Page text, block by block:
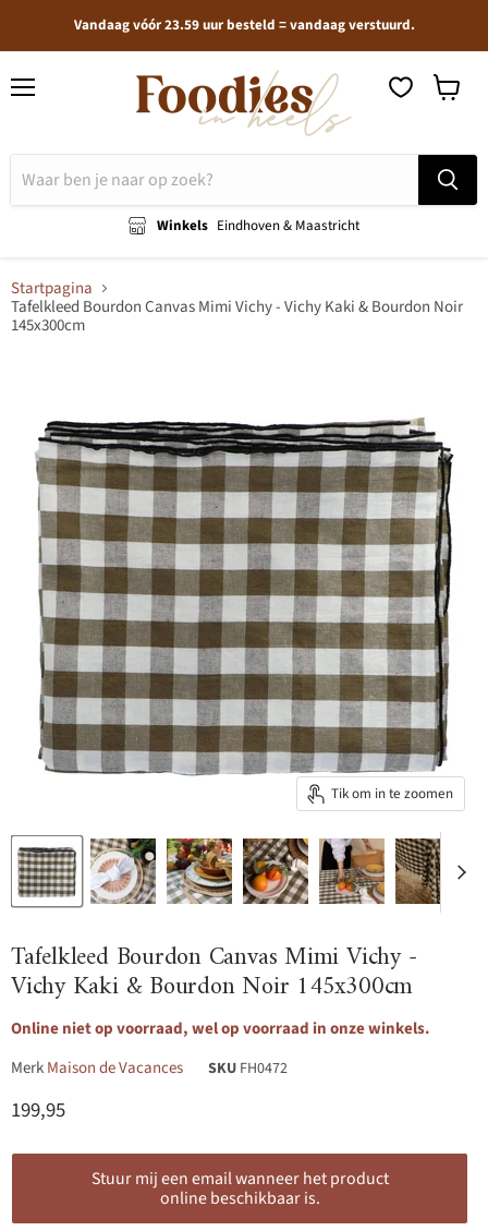
Vandaag vóór 23.59 uur besteld = vandaag verstuurd.
Winkels Eindhoven & Maastricht
Startpagina
Tafelkleed Bourdon Canvas Mimi Vichy - Vichy Kaki & Bourdon Noir
145x300cm
Tik om in te zoomen
Tafelkleed Bourdon Canvas Mimi Vichy -
Vichy Kaki & Bourdon Noir 145x300cm
Online niet op voorraad, wel op voorraad in onze winkels.
MerkMaison de Vacances SKU FH0472
Huidige prijs
199,95
Stuur mij een email wanneer het product
online beschikbaar is.